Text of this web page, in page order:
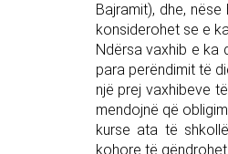
Bajramit), dhe,
konsiderohet se e
Ndërsa vaxhib e ka
para perëndimit të
një prej vaxhibeve
mendojnë që
kurse ata të
kohore të